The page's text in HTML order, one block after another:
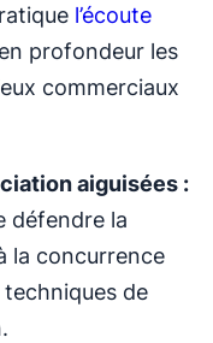
l’écoute
profondeur les
commerciaux
aiguisées :
défendre la
la concurrence
de